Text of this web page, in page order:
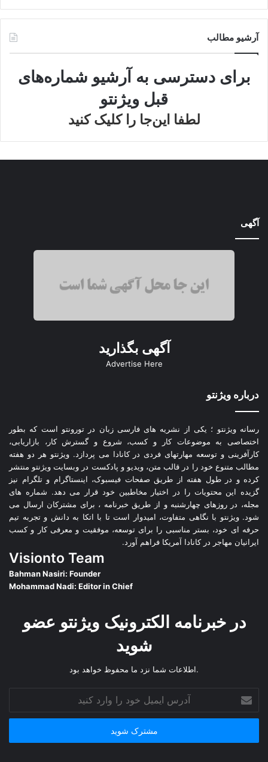
آرشیو مطالب
برای دسترسی به آرشیو شماره‌های
قبل ویژنتو
لطفا این‌جا را کلیک کنید
آگهی
آگهی بگذارید
Advertise Here
درباره ویژنتو
رسانه ویژنتو ؛ یکی از نشریه های فارسی زبان در تورونتو است که بطور
اختصاصی به موضوعات کار و کسب، شروع و گسترش کار، بازاریابی،
کارآفرینی و توسعه مهارتهای فردی در کانادا می پردازد. ویژنتو هر دو هفته
مطالب متنوع خود را در قالب متن، ویدیو و پادکست در وبسایت ویژنتو منتشر
کرده و در طول هفته از طریق صفحات فیسبوک، اینستاگرام و تلگرام نیز
گزیده این محتویات را در اختیار مخاطبین خود قرار می دهد. شماره های
مجله، در روزهای چهارشنبه و از طریق خبرنامه ، برای مشترکان ارسال می
شود. ویژنتو با نگاهی متفاوت، امیدوار است تا با اتکا به دانش و تجربه تیم
حرفه ای خود، بستر مناسبی را برای توسعه، موفقیت و معرفی کار و کسب
ایرانیان مهاجر در کانادا آمریکا فراهم آورد.
Visionto Team
Bahman Nasiri: Founder
Mohammad Nadi: Editor in Chief
در خبرنامه الکترونیک ویژنتو عضو
شوید
.اطلاعات شما نزد ما محفوظ خواهد بود
ایمیل
خود
وارد